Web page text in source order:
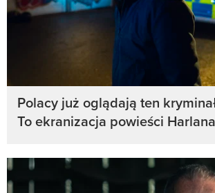
Polacy już oglądają ten
To ekranizacja powieści